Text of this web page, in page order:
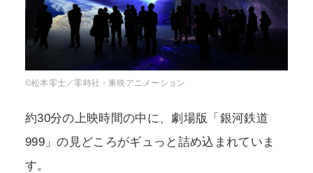
©松本零士／零時社・東映アニメーション
約30分の上映時間の中に、劇場版「銀河鉄道
999」の見どころがギュっと詰め込まれていま
す。